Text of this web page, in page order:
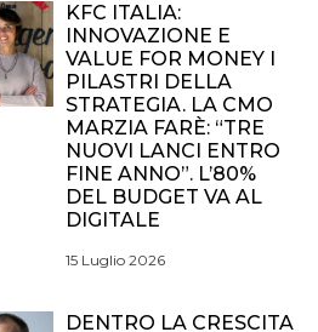
KFC ITALIA:
INNOVAZIONE E
VALUE FOR MONEY I
PILASTRI DELLA
STRATEGIA. LA CMO
MARZIA FARÈ: “TRE
NUOVI LANCI ENTRO
FINE ANNO”. L’80%
DEL BUDGET VA AL
DIGITALE
15 Luglio 2026
DENTRO LA CRESCITA